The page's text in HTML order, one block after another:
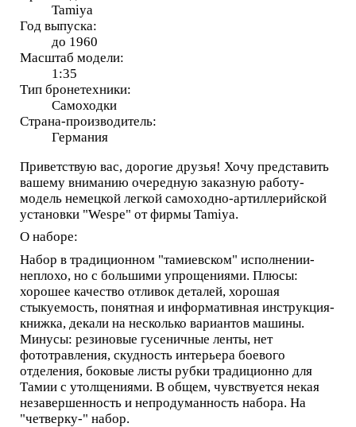
Tamiya
Год выпуска:
до 1960
Масштаб модели:
1:35
Тип бронетехники:
Самоходки
Страна-производитель:
Германия
Приветствую вас, дорогие друзья! Хочу представить
вашему вниманию очередную заказную работу-
модель немецкой легкой самоходно-артиллерийской
установки "Wespe" от фирмы Tamiya.
О наборе:
Набор в традиционном "тамиевском" исполнении-
неплохо, но с большими упрощениями. Плюсы:
хорошее качество отливок деталей, хорошая
стыкуемость, понятная и информативная инструкция-
книжка, декали на несколько вариантов машины.
Минусы: резиновые гусеничные ленты, нет
фототравления, скудность интерьера боевого
отделения, боковые листы рубки традиционно для
Тамии с утолщениями. В общем, чувствуется некая
незавершенность и непродуманность набора. На
"четверку-" набор.